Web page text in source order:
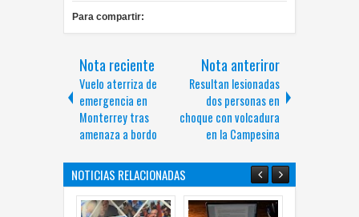
Para compartir:
Nota reciente
Vuelo aterriza de
emergencia en
Monterrey tras
amenaza a bordo
Nota anteriror
Resultan lesionadas
dos personas en
choque con volcadura
en la Campesina
NOTICIAS RELACIONADAS